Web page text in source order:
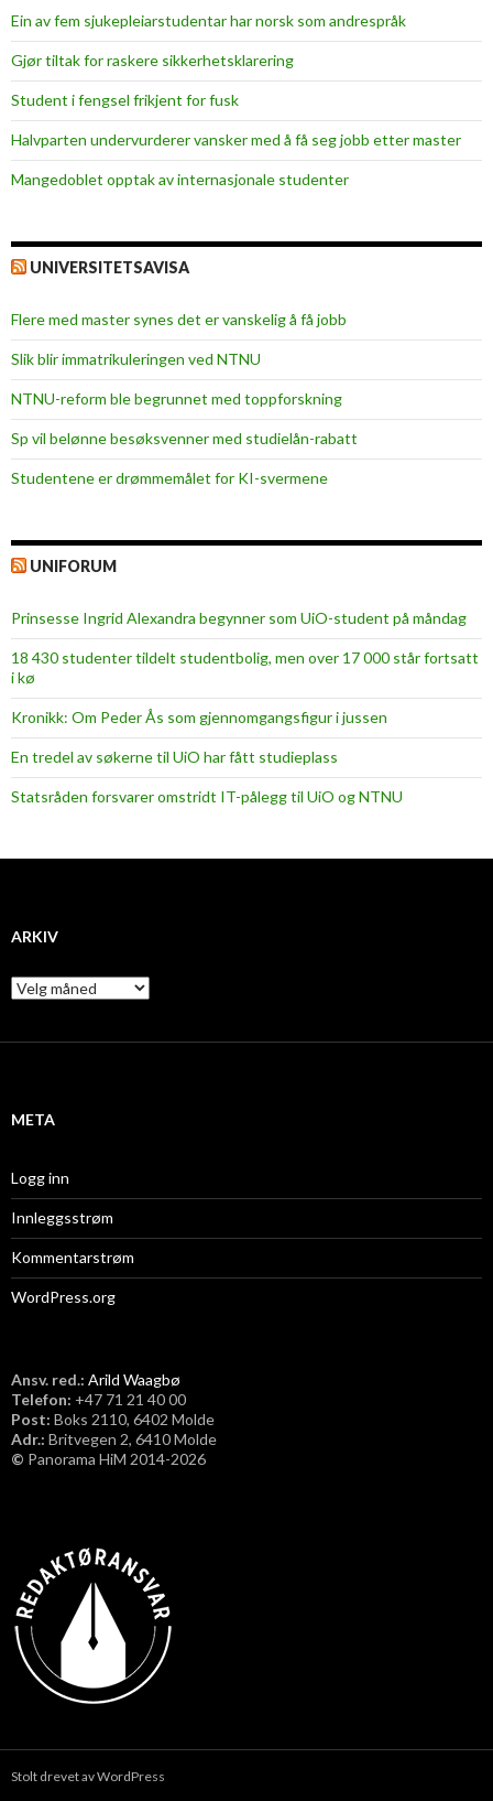
Ein av fem sjukepleiar­studentar har norsk som andrespråk
Gjør tiltak for raskere sikkerhets­klarering
Student i fengsel frikjent for fusk
Halvparten undervurderer vansker med å få seg jobb etter master
Mangedoblet opptak av internasjonale studenter
UNIVERSITETSAVISA
Flere med master synes det er vanskelig å få jobb
Slik blir immatrikuleringen ved NTNU
NTNU-reform ble begrunnet med toppforskning
Sp vil belønne besøksvenner med studielån-rabatt
Studentene er drømmemålet for KI-svermene
UNIFORUM
Prinsesse Ingrid Alexandra begynner som UiO-student på måndag
18 430 studenter tildelt studentbolig, men over 17 000 står fortsatt
i kø
Kronikk: Om Peder Ås som gjennomgangsfigur i jussen
En tredel av søkerne til UiO har fått studieplass
Statsråden forsvarer omstridt IT-pålegg til UiO og NTNU
ARKIV
A
r
i
META
Logg inn
Innleggsstrøm
Kommentarstrøm
WordPress.org
Ansv. red.: Arild Waagbø
Telefon: ​+47 71 21 40 00
Post: Boks 2110, 6402 Molde
Adr.: Britvegen 2, 6410 Molde
© Panorama HiM 2014-2026
Stolt drevet av WordPress